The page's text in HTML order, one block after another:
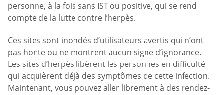
personne, à la fois sans IST ou positive, qui se rend
compte de la lutte contre l’herpès.
Ces sites sont inondés d’utilisateurs avertis qui n’ont
pas honte ou ne montrent aucun signe d’ignorance.
Les sites d’herpès libèrent les personnes en difficulté
qui acquièrent déjà des symptômes de cette infection.
Maintenant, vous pouvez aller librement à des rendez-